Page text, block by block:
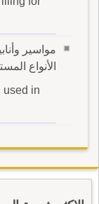
مواسير
الأنواع
used in